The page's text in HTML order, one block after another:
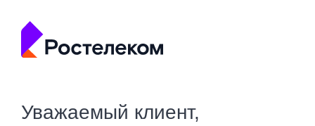
Уважаемый клиент,